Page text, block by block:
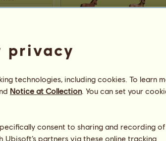
Apalosa 2026
privacy
technologies, including cookies. To learn
Notice at Collection. You can set your
consent to sharing and recording
partners via these online tracking